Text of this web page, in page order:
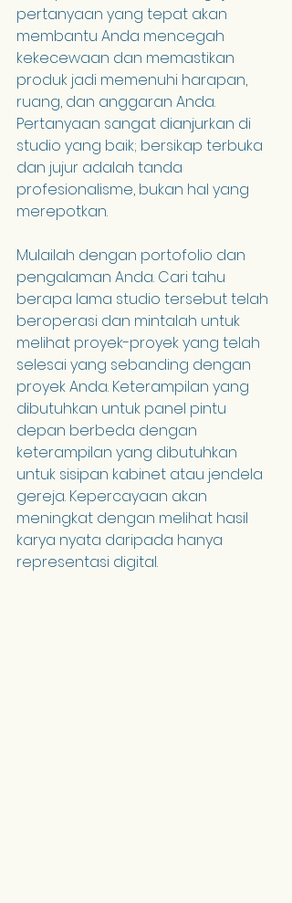
pertanyaan yang tepat akan
membantu Anda mencegah
kekecewaan dan memastikan
produk jadi memenuhi harapan,
ruang, dan anggaran Anda.
Pertanyaan sangat dianjurkan di
studio yang baik; bersikap terbuka
dan jujur ​​adalah tanda
profesionalisme, bukan hal yang
merepotkan.
Mulailah dengan portofolio dan
pengalaman Anda. Cari tahu
berapa lama studio tersebut telah
beroperasi dan mintalah untuk
melihat proyek-proyek yang telah
selesai yang sebanding dengan
proyek Anda. Keterampilan yang
dibutuhkan untuk panel pintu
depan berbeda dengan
keterampilan yang dibutuhkan
untuk sisipan kabinet atau jendela
gereja. Kepercayaan akan
meningkat dengan melihat hasil
karya nyata daripada hanya
representasi digital.